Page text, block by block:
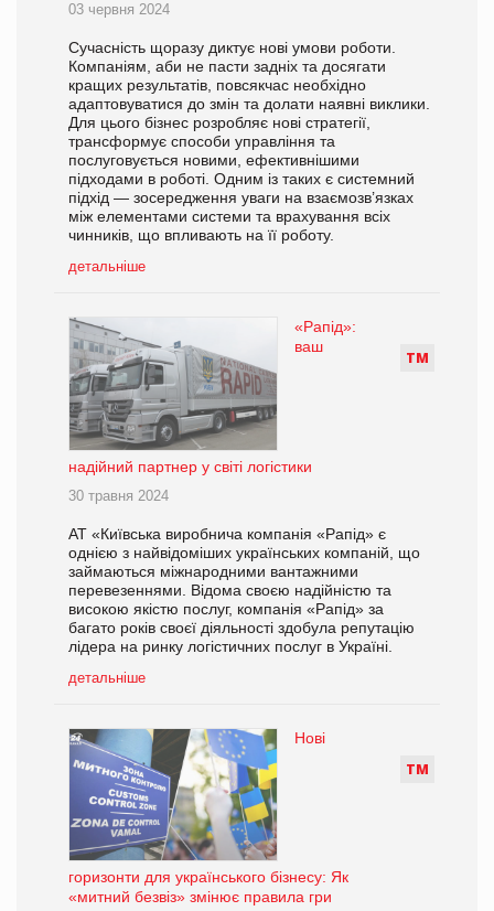
03 червня 2024
Сучасність щоразу диктує нові умови роботи.
Компаніям, аби не пасти задніх та досягати
кращих результатів, повсякчас необхідно
адаптовуватися до змін та долати наявні виклики.
Для цього бізнес розробляє нові стратегії,
трансформує способи управління та
послуговується новими, ефективнішими
підходами в роботі. Одним із таких є системний
підхід — зосередження уваги на взаємозв’язках
між елементами системи та врахування всіх
чинників, що впливають на її роботу.
детальніше
ТМ
«Рапід»:
ваш
надійний партнер у світі логістики
30 травня 2024
АТ «Київська виробнича компанія «Рапід» є
однією з найвідоміших українських компаній, що
займаються міжнародними вантажними
перевезеннями. Відома своєю надійністю та
високою якістю послуг, компанія «Рапід» за
багато років своєї діяльності здобула репутацію
лідера на ринку логістичних послуг в Україні.
детальніше
ТМ
Нові
горизонти для українського бізнесу: Як
«митний безвіз» змінює правила гри